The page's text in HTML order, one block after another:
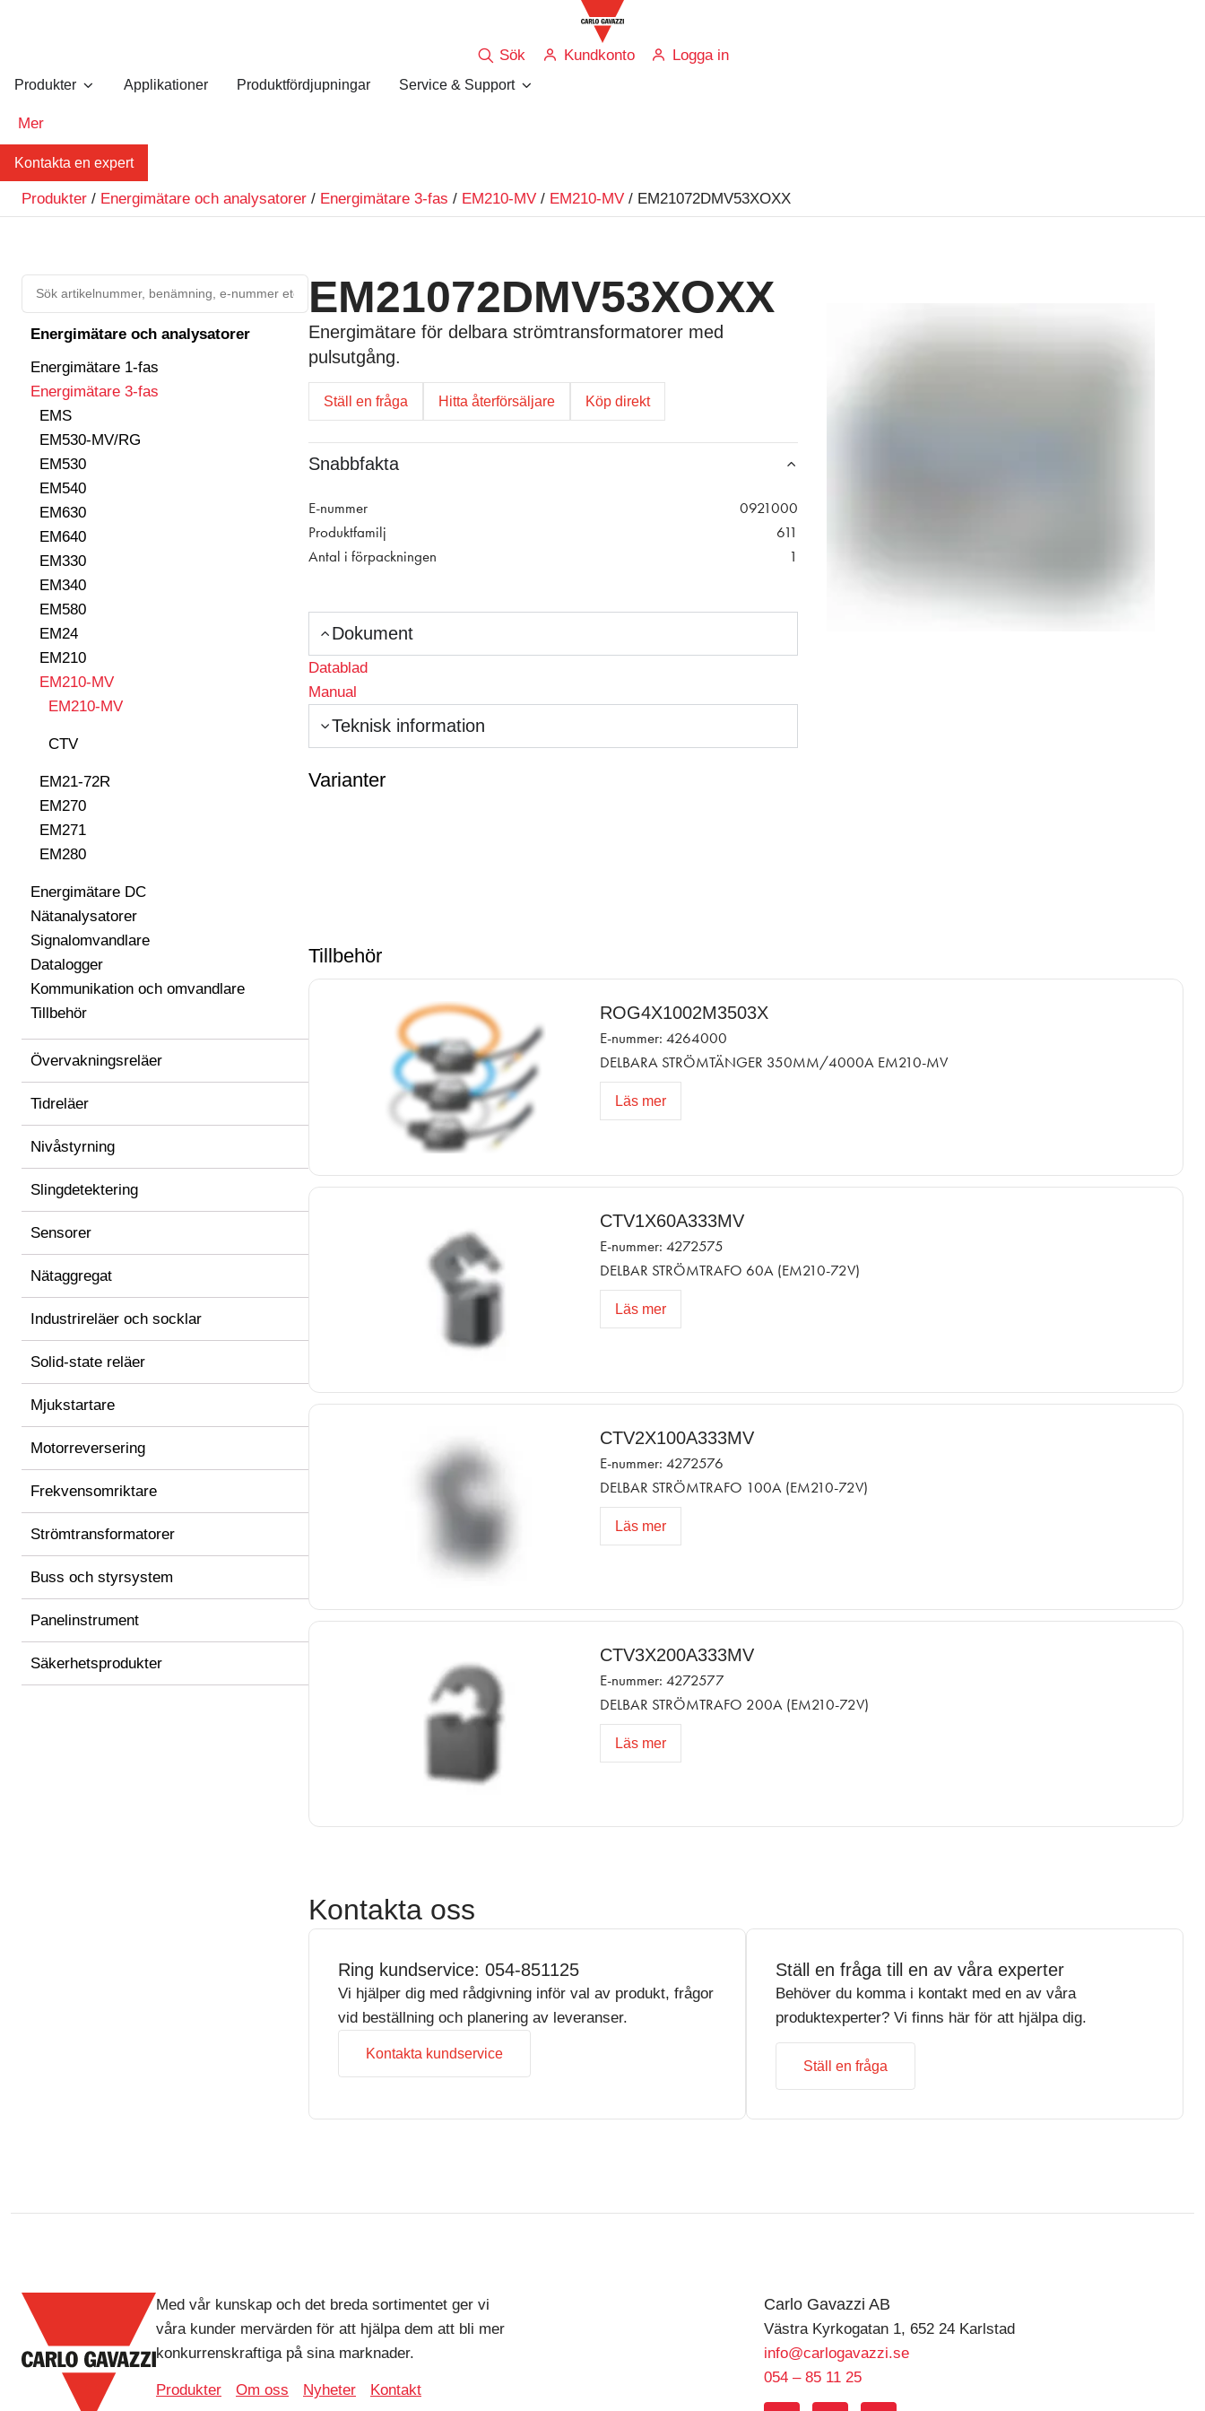
Sök Kundkonto Logga in
Produkter Applikationer Produktfördjupningar Service & Support
Mer
Kontakta en expert
Produkter / Energimätare och analysatorer / Energimätare 3-fas / EM210-MV / EM210-MV / EM21072DMV53XOXX
Energimätare och analysatorer
Energimätare 1-fas
Energimätare 3-fas
EMS
EM530-MV/RG
EM530
EM540
EM630
EM640
EM330
EM340
EM580
EM24
EM210
EM210-MV
EM210-MV
CTV
EM21-72R
EM270
EM271
EM280
Energimätare DC
Nätanalysatorer
Signalomvandlare
Datalogger
Kommunikation och omvandlare
Tillbehör
Övervakningsreläer
Tidreläer
Nivåstyrning
Slingdetektering
Sensorer
Nätaggregat
Industrireläer och socklar
Solid-state reläer
Mjukstartare
Motorreversering
Frekvensomriktare
Strömtransformatorer
Buss och styrsystem
Panelinstrument
Säkerhetsprodukter
EM21072DMV53XOXX
Energimätare för delbara strömtransformatorer med
pulsutgång.
Ställ en fråga Hitta återförsäljare Köp direkt
Snabbfakta
E-nummer
0921000
Produktfamilj
611
Antal i förpackningen
1
Dokument
Datablad
Manual
Teknisk information
Varianter
Tillbehör
ROG4X1002M3503X
E-nummer: 4264000
DELBARA STRÖMTÄNGER 350MM/4000A EM210-MV
Läs mer
CTV1X60A333MV
E-nummer: 4272575
DELBAR STRÖMTRAFO 60A (EM210-72V)
Läs mer
CTV2X100A333MV
E-nummer: 4272576
DELBAR STRÖMTRAFO 100A (EM210-72V)
Läs mer
CTV3X200A333MV
E-nummer: 4272577
DELBAR STRÖMTRAFO 200A (EM210-72V)
Läs mer
Kontakta oss
Ring kundservice: 054-851125
Vi hjälper dig med rådgivning inför val av produkt, frågor
vid beställning och planering av leveranser.
Kontakta kundservice
Ställ en fråga till en av våra experter
Behöver du komma i kontakt med en av våra
produktexperter? Vi finns här för att hjälpa dig.
Ställ en fråga
Med vår kunskap och det breda sortimentet ger vi
våra kunder mervärden för att hjälpa dem att bli mer
konkurrenskraftiga på sina marknader.
Produkter Om oss Nyheter Kontakt
Carlo Gavazzi AB
Västra Kyrkogatan 1, 652 24 Karlstad
info@carlogavazzi.se
054 – 85 11 25